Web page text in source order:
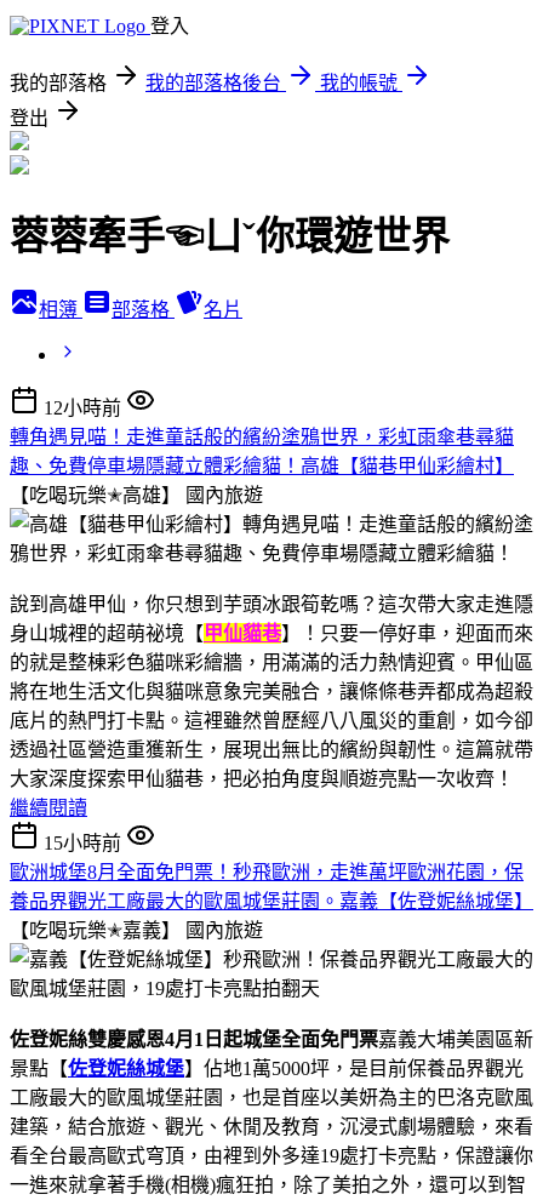
登入
我的部落格 我的部落格後台
我的帳號
登出
蓉蓉牽手☜ㄩˇ你環遊世界
相簿 部落格 名片
12小時前
轉角遇見喵！走進童話般的繽紛塗鴉世界，彩虹雨傘巷尋貓
趣、免費停車場隱藏立體彩繪貓！高雄【貓巷甲仙彩繪村】
【吃喝玩樂✭高雄】
國內旅遊
說到高雄甲仙，你只想到芋頭冰跟筍乾嗎？這次帶大家走進隱
身山城裡的超萌祕境【甲仙貓巷】！只要一停好車，迎面而來
的就是整棟彩色貓咪彩繪牆，用滿滿的活力熱情迎賓。甲仙區
將在地生活文化與貓咪意象完美融合，讓條條巷弄都成為超殺
底片的熱門打卡點。這裡雖然曾歷經八八風災的重創，如今卻
透過社區營造重獲新生，展現出無比的繽紛與韌性。這篇就帶
大家深度探索甲仙貓巷，把必拍角度與順遊亮點一次收齊！
繼續閱讀
15小時前
歐洲城堡8月全面免門票！秒飛歐洲，走進萬坪歐洲花園，保
養品界觀光工廠最大的歐風城堡莊園。嘉義【佐登妮絲城堡】
【吃喝玩樂✭嘉義】
國內旅遊
佐登妮絲雙慶感恩4月1日起城堡全面免門票嘉義大埔美園區新
景點【佐登妮絲城堡】佔地1萬5000坪，是目前保養品界觀光
工廠最大的歐風城堡莊園，也是首座以美妍為主的巴洛克歐風
建築，結合旅遊、觀光、休閒及教育，沉浸式劇場體驗，來看
看全台最高歐式穹頂，由裡到外多達19處打卡亮點，保證讓你
一進來就拿著手機(相機)瘋狂拍，除了美拍之外，還可以到智